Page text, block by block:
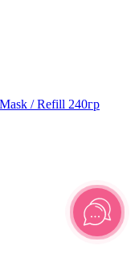
/ Refill 240гр